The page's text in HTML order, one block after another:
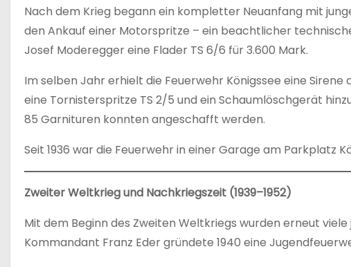
Nach dem Krieg begann ein kompletter Neuanfang mit
den Ankauf einer Motorspritze – ein beachtlicher
Josef Moderegger eine Flader TS 6/6 für 3.600 Mark.
Im selben Jahr erhielt die Feuerwehr Königssee eine Sirene
eine Tornisterspritze TS 2/5 und ein Schaumlöschgerät
85 Garnituren konnten angeschafft werden.
Seit 1936 war die Feuerwehr in einer Garage am Parkplatz
Zweiter Weltkrieg und Nachkriegszeit (1939–1952)
Mit dem Beginn des Zweiten Weltkriegs wurden erneut
Kommandant Franz Eder gründete 1940 eine